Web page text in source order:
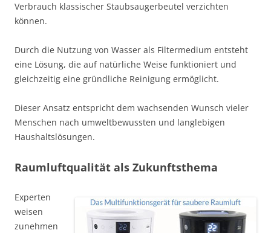
Verbrauch klassischer Staubsaugerbeutel verzichten
können.
Durch die Nutzung von Wasser als Filtermedium entsteht
eine Lösung, die auf natürliche Weise funktioniert und
gleichzeitig eine gründliche Reinigung ermöglicht.
Dieser Ansatz entspricht dem wachsenden Wunsch vieler
Menschen nach umweltbewussten und langlebigen
Haushaltslösungen.
Raumluftqualität als Zukunftsthema
Experten
weisen
zunehmen